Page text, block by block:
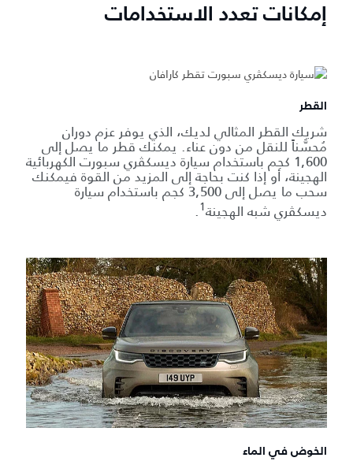
إمكانات تعدد الاستخدامات
القطر
شريك القطر المثالي لديك، الذي يوفر عزم دوران
مُحسَّناً للنقل من دون عناء. يمكنك قطر ما يصل إلى
1,600 كجم باستخدام سيارة ديسكڤري سبورت الكهربائية
الهجينة، أو إذا كنت بحاجة إلى المزيد من القوة فيمكنك
سحب ما يصل إلى 3,500 كجم باستخدام سيارة
ديسكڤري شبه الهجينة1
.
الخوض في الماء